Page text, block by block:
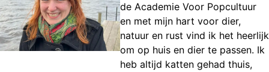
de Academie Voor Popcultuur
en met mijn hart voor dier,
natuur en rust vind ik het heerlijk
om op huis en dier te passen. Ik
heb altijd katten gehad thuis,